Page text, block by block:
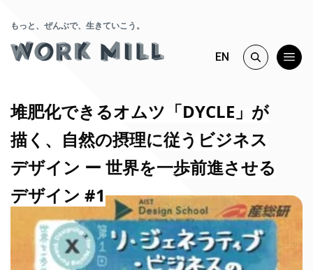
もっと、ぜんぶで、生きていこう。
EN
堆肥化できるオムツ「DYCLE」が
描く、自然の摂理に従うビジネス
デザイン ー 世界を一歩前進させる
デザイン #1